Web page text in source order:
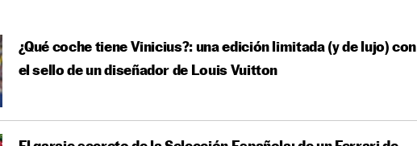
¿Qué coche tiene Vinicius?: una edición limitada (y de lujo) con
el sello de un diseñador de Louis Vuitton